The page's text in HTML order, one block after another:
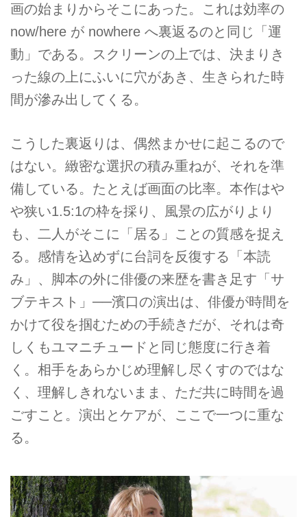
画の始まりからそこにあった。これは効率の
now/here が nowhere へ裏返るのと同じ「運
動」である。スクリーンの上では、決まりき
った線の上にふいに穴があき、生きられた時
間が滲み出してくる。
こうした裏返りは、偶然まかせに起こるので
はない。緻密な選択の積み重ねが、それを準
備している。たとえば画面の比率。本作はや
や狭い1.5:1の枠を採り、風景の広がりより
も、二人がそこに「居る」ことの質感を捉え
る。感情を込めずに台詞を反復する「本読
み」、脚本の外に俳優の来歴を書き足す「サ
ブテキスト」──濱口の演出は、俳優が時間を
かけて役を掴むための手続きだが、それは奇
しくもユマニチュードと同じ態度に行き着
く。相手をあらかじめ理解し尽くすのではな
く、理解しきれないまま、ただ共に時間を過
ごすこと。演出とケアが、ここで一つに重な
る。